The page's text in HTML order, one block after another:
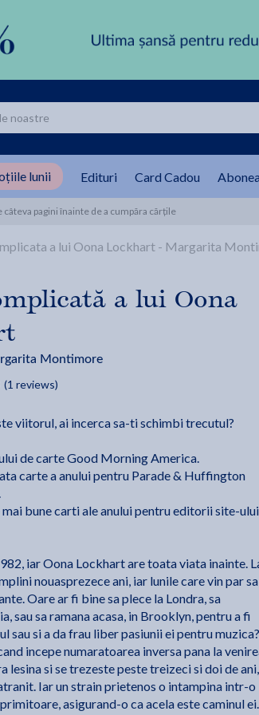
lunii Edituri Card Cadou
câteva pagini înainte de a cumpăra cărțile
a lui Oona Lockhart - Margarita
a lui Oona
Montimore
(1 reviews)
viitorul, ai incerca sa-ti schimbi trecutul?
de carte Good Morning America.
carte a anului pentru Parade & Huffington
bune carti ale anului pentru editorii site-ului
iar Oona Lockhart are toata viata inainte.
nouasprezece ani, iar lunile care vin par sa
Oare ar fi bine sa plece la Londra, sa
sau sa ramana acasa, in Brooklyn, pentru a fi
sau si a da frau liber pasiunii ei pentru muzica?
incepe numaratoarea inversa pana la
lesina si se trezeste peste treizeci si doi de ani,
Iar un strain prietenos o intampina intr-o
asigurand-o ca acela este caminul ei.